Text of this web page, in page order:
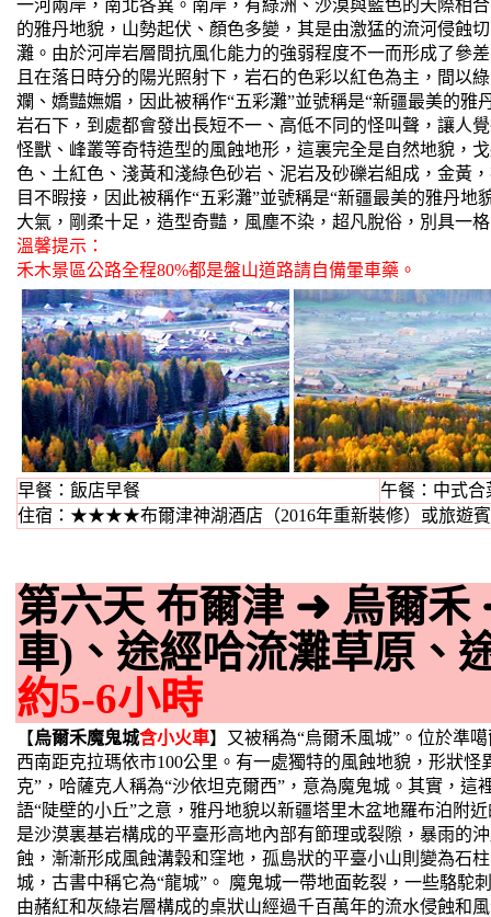
一河兩岸，南北各異。南岸，有綠洲、沙漠與藍色的天際相
的雅丹地貌，山勢起伏、顏色多變，其是由激猛的流河侵蝕
灘。由於河岸岩層間抗風化能力的強弱程度不一而形成了參
且在落日時分的陽光照射下，岩石的色彩以紅色為主，間以
斕、嬌豔嫵媚，因此被稱作“五彩灘”並號稱是“新疆最美的雅
岩石下，到處都會發出長短不一、高低不同的怪叫聲，讓人
怪獸、峰叢等奇特造型的風蝕地形，這裏完全是自然地貌，
色、土紅色、淺黃和淺綠色砂岩、泥岩及砂礫岩組成，金
目不暇接，因此被稱作“五彩灘”並號稱是“新疆最美的雅丹
大氣，剛柔十足，造型奇豔，風塵不染，超凡脫俗，別具一
溫馨提示：
禾木景區公路全程80%都是盤山道路請自備暈車藥。
早餐：飯店早餐
午餐：中式合
住宿：★★★★布爾津神湖酒店（2016年重新裝修）或旅遊
第六天 布爾津 ➜ 烏爾禾
車)、途經哈流灘草原、
約5-6小時
【烏爾禾魔鬼城含小火車】又被稱為“烏爾禾風城”。位於準
西南距克拉瑪依市100公里。有一處獨特的風蝕地貌，形狀
克”，哈薩克人稱為“沙依坦克爾西”，意為魔鬼城。其實，這
語“陡壁的小丘”之意，雅丹地貌以新疆塔里木盆地羅布泊附
是沙漠裏基岩構成的平臺形高地內部有節理或裂隙，暴雨的
蝕，漸漸形成風蝕溝穀和窪地，孤島狀的平臺小山則變為石
城，古書中稱它為“龍城”。 魔鬼城一帶地面乾裂，一些駱駝
由赭紅和灰綠岩層構成的桌狀山經過千百萬年的流水侵蝕和